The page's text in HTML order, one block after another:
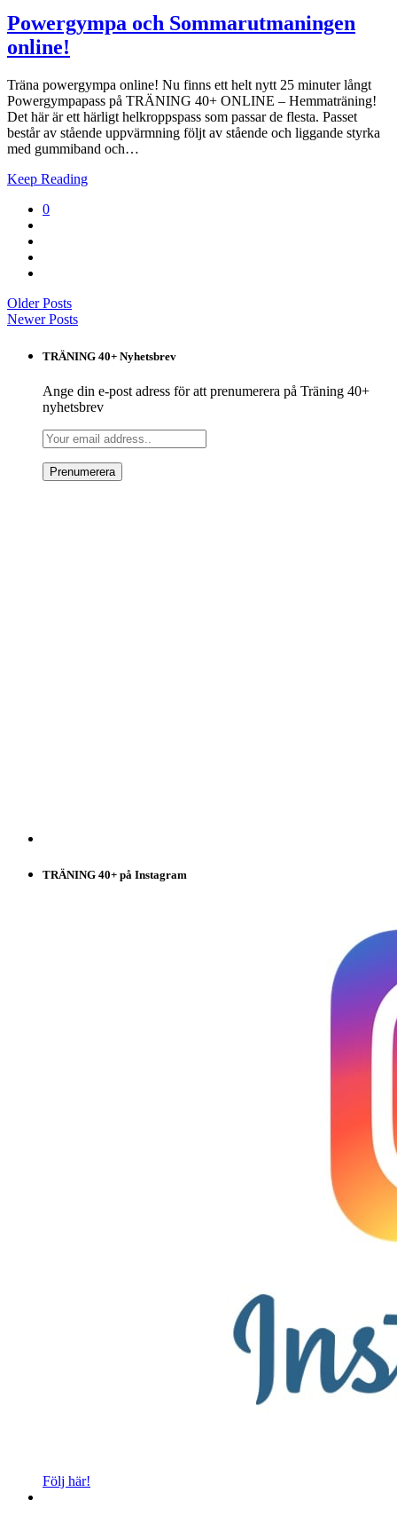
Powergympa och Sommarutmaningen
online!
Träna powergympa online! Nu finns ett helt nytt 25 minuter långt
Powergympapass på TRÄNING 40+ ONLINE – Hemmaträning!
Det här är ett härligt helkroppspass som passar de flesta. Passet
består av stående uppvärmning följt av stående och liggande styrka
med gummiband och…
Keep Reading
0
Older Posts
Newer Posts
TRÄNING 40+ Nyhetsbrev
Ange din e-post adress för att prenumerera på Träning 40+
nyhetsbrev
TRÄNING 40+ på Instagram
Följ här!